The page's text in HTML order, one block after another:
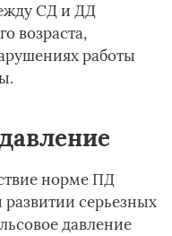
СД и ДД
возраста,
работы
норме ПД
серьезных
давление